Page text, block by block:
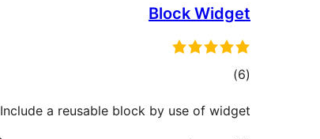
Block Widget
(6 مجموع)
Include a reusable block by use of widget.